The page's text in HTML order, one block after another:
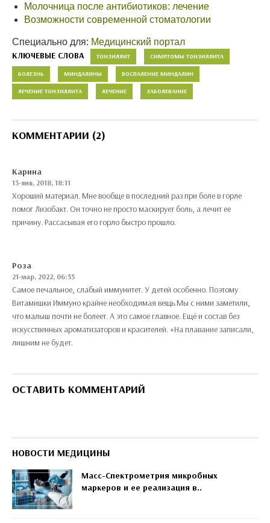
Молочница после антибиотиков: лечение
Возможности современной стоматологии
Специально для: Медицинский портал
КЛЮЧЕВЫЕ СЛОВА ТОНЗИЛЛИТ СИМПТОМЫ ТОНЗИЛЛИТА
БОЛЕЗНЬ МИНДАЛИНЫ ВОСПАЛЕНИЕ МИНДАЛИН
ЛЕЧЕНИЕ ТОНЗИЛЛИТА ЛЕЧЕНИЕ ЗАБОЛЕВАНИЕ
КОММЕНТАРИИ (2)
Карина
13-янв, 2018, 18:11
Хороший материал. Мне вообще в последний раз при боле в горле
помог Лизобакт. Он точно не просто маскирует боль, а лечит ее
причину. Рассасывая его горло быстро прошло.
Роза
21-мар, 2022, 06:55
Самое печальное, слабый иммунитет. У детей особенно. Поэтому
Витамишки Иммуно крайне необходимая вещь.Мы с ними заметили,
что малыш почти не болеет. А это самое главное. Ещё и состав без
искусственных ароматизаторов и красителей. +На плавание записали,
лишним не будет.
ОСТАВИТЬ КОММЕНТАРИЙ
НОВОСТИ МЕДИЦИНЫ
Масс-Спектрометрия микробных
маркеров и ее реализация в..